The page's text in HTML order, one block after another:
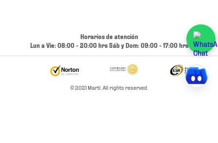
Cambios y Devoluciones
Condiciones de Entrega
Términos y Condiciones
Horarios de atención
Lun a Vie: 08:00 - 20:00 hrs Sáb y Dom: 09:00 - 17:00 hrs
© 2021 Martí. All rights reserved.